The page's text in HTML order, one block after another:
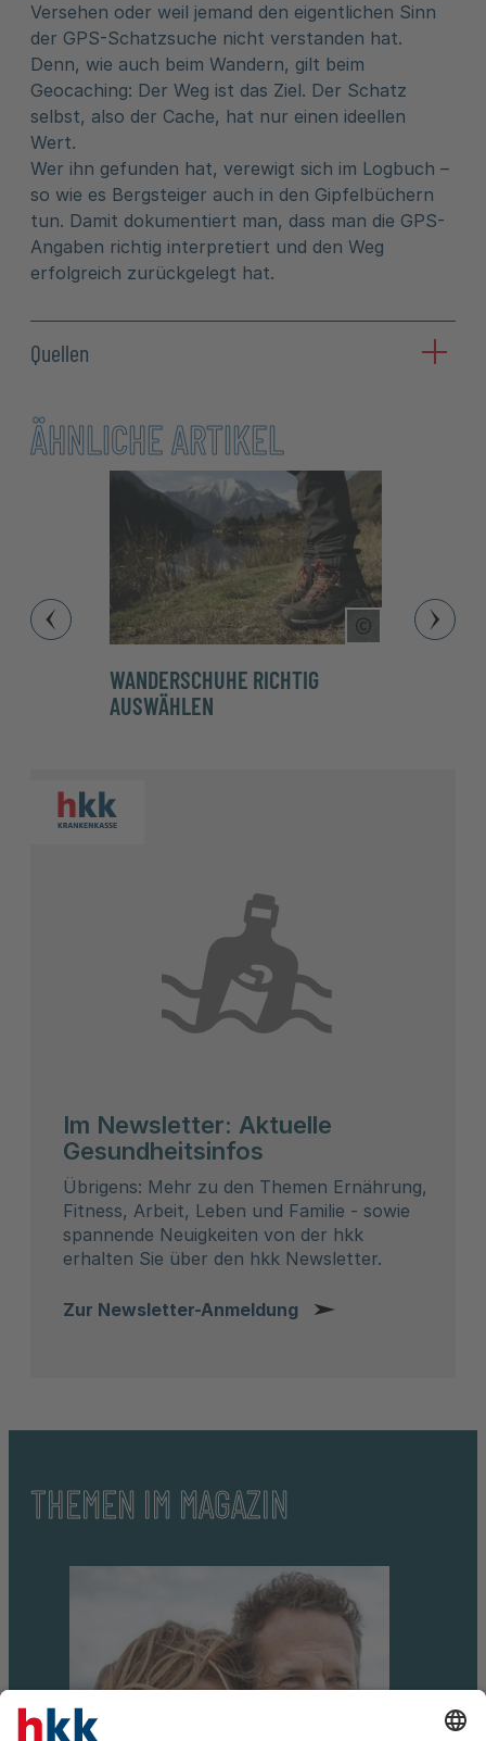
Versehen oder weil jemand den eigentlichen Sinn
der GPS-Schatzsuche nicht verstanden hat.
Denn, wie auch beim Wandern, gilt beim
Geocaching: Der Weg ist das Ziel. Der Schatz
selbst, also der Cache, hat nur einen ideellen
Wert.
Wer ihn gefunden hat, verewigt sich im Logbuch –
so wie es Bergsteiger auch in den Gipfelbüchern
tun. Damit dokumentiert man, dass man die GPS-
Angaben richtig interpretiert und den Weg
erfolgreich zurückgelegt hat.
Quellen
ÄHNLICHE ARTIKEL
Copyright
WANDERSCHUHE RICHTIG
AUSWÄHLEN
Im Newsletter: Aktuelle
Gesundheitsinfos
Übrigens: Mehr zu den Themen Ernährung,
Fitness, Arbeit, Leben und Familie - sowie
spannende Neuigkeiten von der hkk
erhalten Sie über den hkk Newsletter.
Zur Newsletter-Anmeldung
THEMEN IM MAGAZIN